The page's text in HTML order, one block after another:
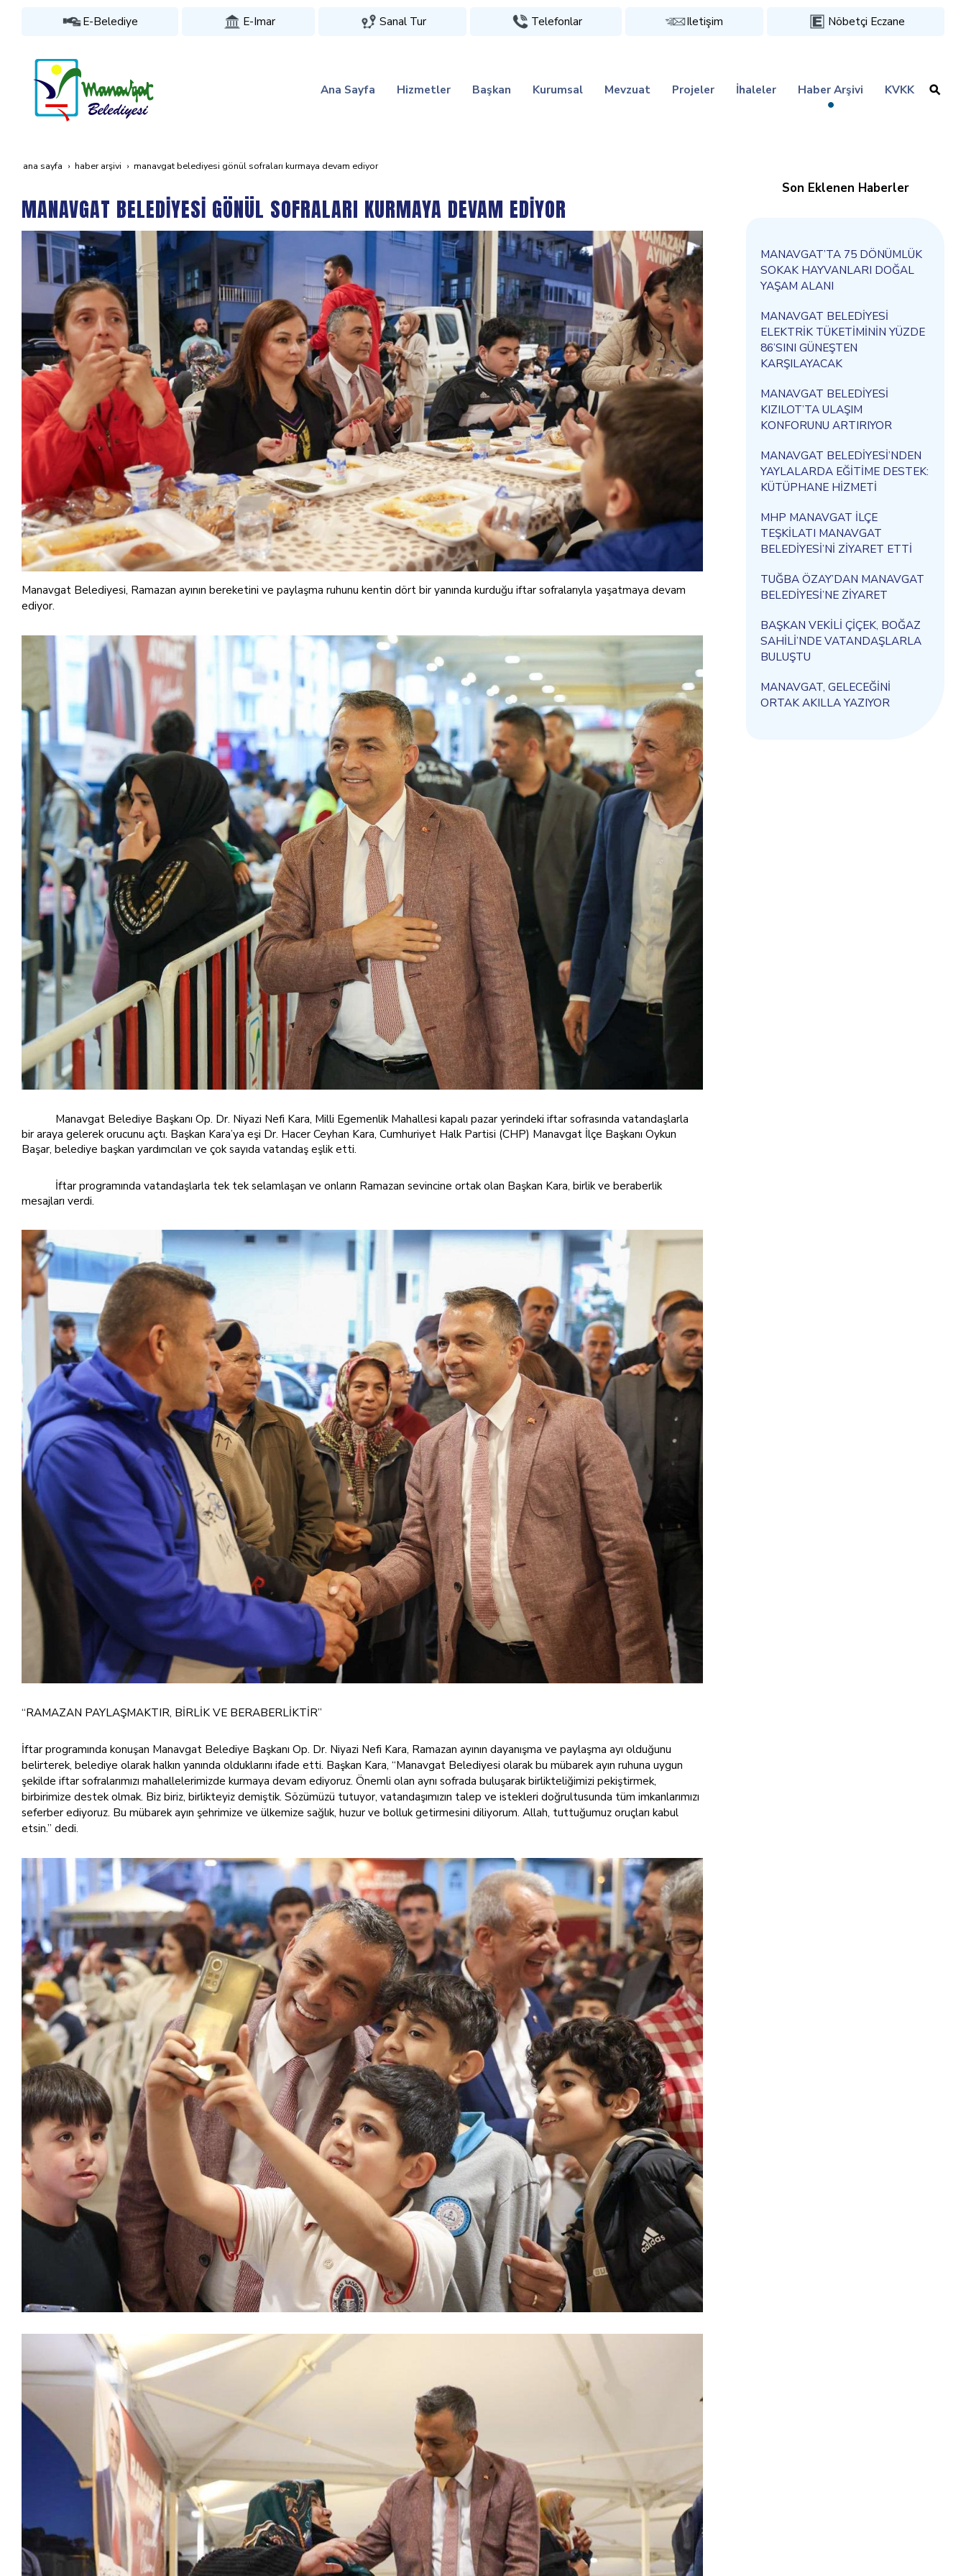
E-Belediye E-Imar Sanal Tur Telefonlar Iletişim Nöbetçi Eczane
Ana Sayfa Hizmetler Başkan Kurumsal Mevzuat Projeler İhaleler Haber Arşivi KVKK
ana sayfa haber arşivi manavgat beledi̇yesi̇ gönül sofralari kurmaya devam edi̇yor
MANAVGAT BELEDİYESİ GÖNÜL SOFRALARI KURMAYA DEVAM EDİYOR
Manavgat Belediyesi, Ramazan ayının bereketini ve paylaşma ruhunu kentin dört bir yanında kurduğu iftar sofralarıyla yaşatmaya devam
ediyor.
Manavgat Belediye Başkanı Op. Dr. Niyazi Nefi Kara, Milli Egemenlik Mahallesi kapalı pazar yerindeki iftar sofrasında vatandaşlarla
bir araya gelerek orucunu açtı. Başkan Kara’ya eşi Dr. Hacer Ceyhan Kara, Cumhuriyet Halk Partisi (CHP) Manavgat İlçe Başkanı Oykun
Başar, belediye başkan yardımcıları ve çok sayıda vatandaş eşlik etti.
İftar programında vatandaşlarla tek tek selamlaşan ve onların Ramazan sevincine ortak olan Başkan Kara, birlik ve beraberlik
mesajları verdi.
“RAMAZAN PAYLAŞMAKTIR, BİRLİK VE BERABERLİKTİR”
İftar programında konuşan Manavgat Belediye Başkanı Op. Dr. Niyazi Nefi Kara, Ramazan ayının dayanışma ve paylaşma ayı olduğunu
belirterek, belediye olarak halkın yanında olduklarını ifade etti. Başkan Kara, “Manavgat Belediyesi olarak bu mübarek ayın ruhuna uygun
şekilde iftar sofralarımızı mahallelerimizde kurmaya devam ediyoruz. Önemli olan aynı sofrada buluşarak birlikteliğimizi pekiştirmek,
birbirimize destek olmak. Biz biriz, birlikteyiz demiştik. Sözümüzü tutuyor, vatandaşımızın talep ve istekleri doğrultusunda tüm imkanlarımızı
seferber ediyoruz. Bu mübarek ayın şehrimize ve ülkemize sağlık, huzur ve bolluk getirmesini diliyorum. Allah, tuttuğumuz oruçları kabul
etsin.” dedi.
Son Eklenen Haberler
MANAVGAT’TA 75 DÖNÜMLÜK
SOKAK HAYVANLARI DOĞAL
YAŞAM ALANI
MANAVGAT BELEDİYESİ
ELEKTRİK TÜKETİMİNİN YÜZDE
86’SINI GÜNEŞTEN
KARŞILAYACAK
MANAVGAT BELEDİYESİ
KIZILOT’TA ULAŞIM
KONFORUNU ARTIRIYOR
MANAVGAT BELEDİYESİ’NDEN
YAYLALARDA EĞİTİME DESTEK:
KÜTÜPHANE HİZMETİ
MHP MANAVGAT İLÇE
TEŞKİLATI MANAVGAT
BELEDİYESİ’Nİ ZİYARET ETTİ
TUĞBA ÖZAY’DAN MANAVGAT
BELEDİYESİ’NE ZİYARET
BAŞKAN VEKİLİ ÇİÇEK, BOĞAZ
SAHİLİ’NDE VATANDAŞLARLA
BULUŞTU
MANAVGAT, GELECEĞİNİ
ORTAK AKILLA YAZIYOR